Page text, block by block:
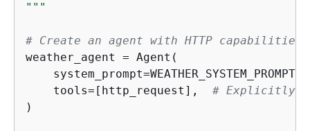
"""
# Create an agent with HTTP capabilities
weather_agent = Agent(
    system_prompt=WEATHER_SYSTEM_PROMPT,
    tools=[http_request],
# Explicitly
)